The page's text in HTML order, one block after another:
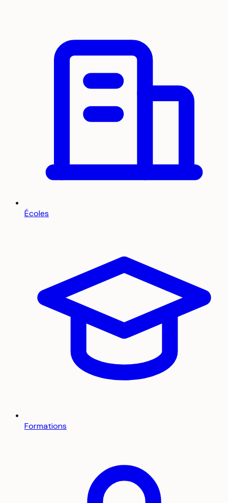
Écoles
Formations